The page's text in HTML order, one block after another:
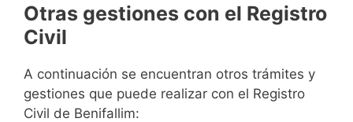
Otras gestiones con el Registro
Civil
A continuación se encuentran otros trámites y
gestiones que puede realizar con el Registro
Civil de Benifallim: